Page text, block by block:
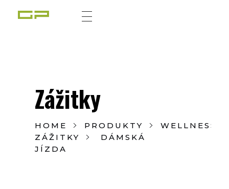
HOME PRODUKTY
WELLNESS
ZÁŽITKY
DÁMSKÁ
JÍZDA
Zážitky